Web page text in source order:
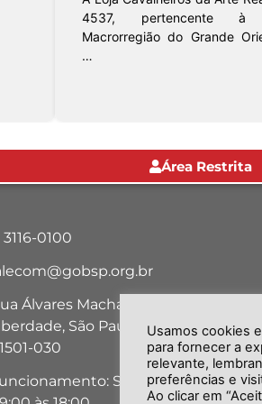
Universitária nº 3297, filiada ao
Grande Oriente do Brasil – São …
Área Restrita
3116-0100
Álvares Machado, nº 18, Bairro
São Paulo-SP - CEP:
030
Seg. a Sex. das
Usamos cookies
para fornecer a
relevante,
preferências e
Ao clicar em